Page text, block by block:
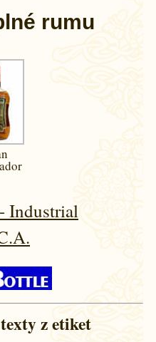
rumu
Industrial
z etiket